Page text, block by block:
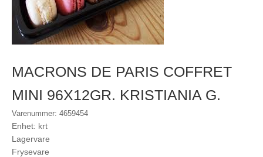
MACRONS DE PARIS COFFRET
MINI 96X12GR. KRISTIANIA G.
Varenummer: 4659454
Enhet: krt
Lagervare
Frysevare